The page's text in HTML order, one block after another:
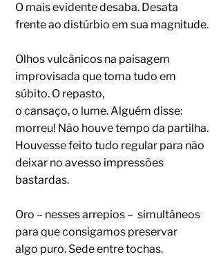
O mais evidente desaba. Desata
frente ao distúrbio em sua magnitude.
Olhos vulcânicos na paisagem
improvisada que toma tudo em
súbito. O repasto,
o cansaço, o lume. Alguém disse:
morreu! Não houve tempo da partilha.
Houvesse feito tudo regular para não
deixar no avesso impressões
bastardas.
Oro – nesses arrepios – simultâneos
para que consigamos preservar
algo puro. Sede entre tochas.